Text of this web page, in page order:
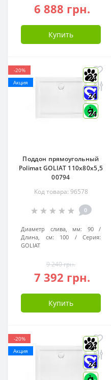
6 888 грн.
Купить
-20%
Акция
24
24
24
Поддон прямоугольный
Polimat GOLIAT 110x80x5,5
00794
Код товара: 96578
0
Диаметр слива, мм:
90
Длина, см:
100
Серия:
GOLIAT
9 240 грн.
7 392 грн.
Купить
-20%
Акция
24
24